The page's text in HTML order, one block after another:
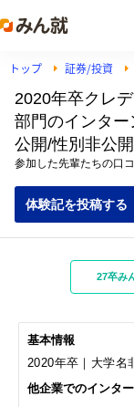
トップ 証券/投資
2020年卒クレ
部門のインタ
公開/性別非公
参加した先輩たちの口
体験記を投稿する
27卒み
基本情報
2020年卒｜大学名
他企業でのインタ